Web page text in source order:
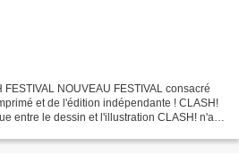
NOUVEAU FESTIVAL consacré
et de l'édition indépendante ! CLASH!
entre le dessin et l'illustration CLASH! n'a